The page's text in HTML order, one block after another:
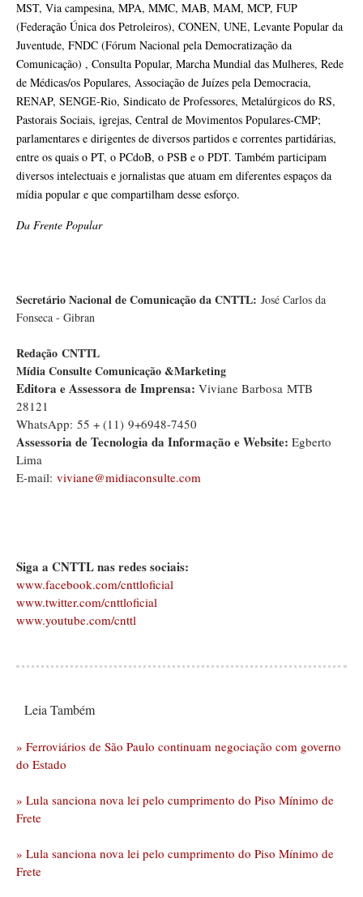
MST, Via campesina, MPA, MMC, MAB, MAM, MCP, FUP
(Federação Única dos Petroleiros), CONEN, UNE, Levante Popular da
Juventude, FNDC (Fórum Nacional pela Democratização da
Comunicação) , Consulta Popular, Marcha Mundial das Mulheres, Rede
de Médicas/os Populares, Associação de Juízes pela Democracia,
RENAP, SENGE-Rio, Sindicato de Professores, Metalúrgicos do RS,
Pastorais Sociais, igrejas, Central de Movimentos Populares-CMP;
parlamentares e dirigentes de diversos partidos e correntes partidárias,
entre os quais o PT, o PCdoB, o PSB e o PDT. Também participam
diversos intelectuais e jornalistas que atuam em diferentes espaços da
mídia popular e que compartilham desse esforço.
Da Frente Popular
Secretário Nacional de Comunicação da CNTTL: José Carlos da
Fonseca - Gibran
Redação CNTTL
Mídia Consulte Comunicação &Marketing
Editora e Assessora de Imprensa: Viviane Barbosa MTB
28121
WhatsApp: 55 + (11) 9+6948-7450
Assessoria de Tecnologia da Informação e Website: Egberto
Lima
E-mail: viviane@midiaconsulte.com
Siga a CNTTL nas redes sociais:
www.facebook.com/cnttloficial
www.twitter.com/cnttloficial
www.youtube.com/cnttl
Leia Também
» Ferroviários de São Paulo continuam negociação com governo
do Estado
» Lula sanciona nova lei pelo cumprimento do Piso Mínimo de
Frete
» Lula sanciona nova lei pelo cumprimento do Piso Mínimo de
Frete